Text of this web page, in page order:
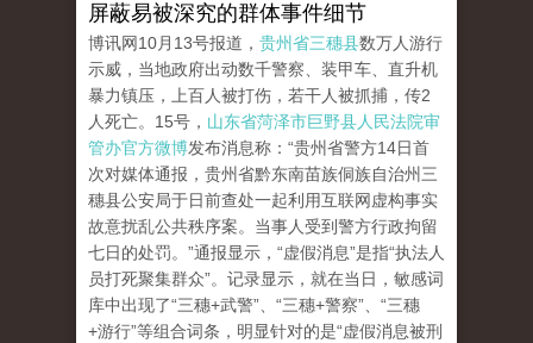
屏蔽易被深究的群体事件细节
博讯网10月13号报道， 贵州省三穗县数万人游行
示威，当地政府出动数千警察、装甲车、直升机
暴力镇压，上百人被打伤，若干人被抓捕，传2
人死亡。15号， 山东省菏泽市巨野县人民法院审
管办官方微博发布消息称：“贵州省警方14日首
次对媒体通报，贵州省黔东南苗族侗族自治州三
穗县公安局于日前查处一起利用互联网虚构事实
故意扰乱公共秩序案。当事人受到警方行政拘留
七日的处罚。”通报显示，“虚假消息”是指“执法人
员打死聚集群众”。记录显示，就在当日，敏感词
库中出现了“三穗+武警”、“三穗+警察”、“三穗
+游行”等组合词条，明显针对的是“虚假消息被刑